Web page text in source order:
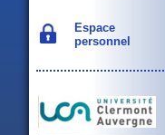
Espace
personnel